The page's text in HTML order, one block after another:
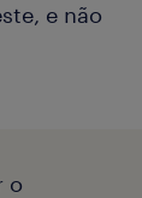
e não
o